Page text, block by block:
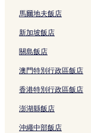
馬爾地夫飯店
新加坡飯店
關島飯店
澳門特別行政區飯店
香港特別行政區飯店
澎湖縣飯店
沖繩中部飯店